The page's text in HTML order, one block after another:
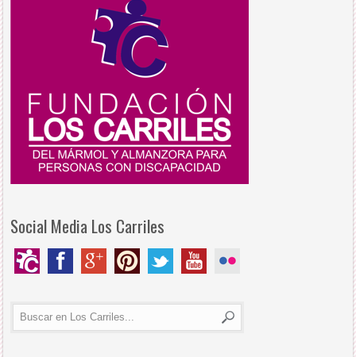
Social Media Los Carriles